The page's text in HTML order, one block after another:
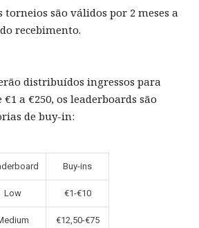
torneios são válidos por 2 meses a
recebimento.
distribuídos ingressos para
a €250, os leaderboards são
de buy-in:
Buy-ins
Low €1-€10
€12,50-€75